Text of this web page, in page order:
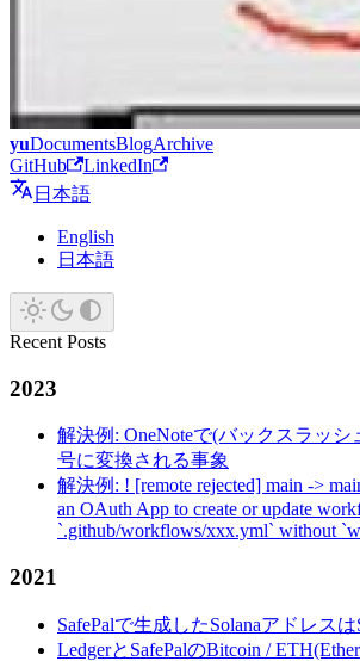
yuDocumentsBlogArchive
GitHub
LinkedIn
日本語
English
日本語
Recent Posts
2023
解決例: OneNoteで(バックスラッ
号に変換される事象
解決例: ! [remote rejected] main ->
an OAuth App to create or update
`.github/workflows/xxx.yml` without
2021
SafePalで生成したSolanaアドレス
LedgerとSafePalのBitcoin /